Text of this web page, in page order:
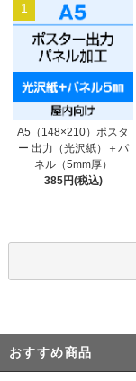
1
A5（148×210）ポスタ
ー 出力（光沢紙）＋パ
ネル（5mm厚）
385円(税込)
おすすめ商品